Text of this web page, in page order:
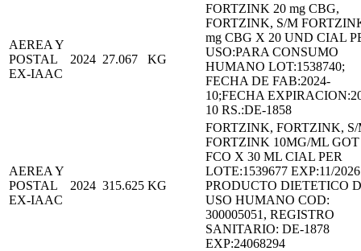
AEREA Y
POSTAL
EX-IAAC
2024 27.067 KG
FORTZINK 20 mg CBG,
FORTZINK, S/M
mg CBG X 20 UND CIAL
USO:PARA CONSUMO
HUMANO LOT:1538740;
FECHA DE FAB:2024-
10;FECHA
10 RS.:DE-1858
AEREA Y
POSTAL
EX-IAAC
2024 315.625 KG
FORTZINK, FORTZINK, S/
FORTZINK 10MG/ML GOT
FCO X 30 ML CIAL PER
LOTE:1539677 EXP:11/2026
PRODUCTO DIETETICO
USO HUMANO COD:
300005051, REGISTRO
SANITARIO: DE-1878
EXP:24068294